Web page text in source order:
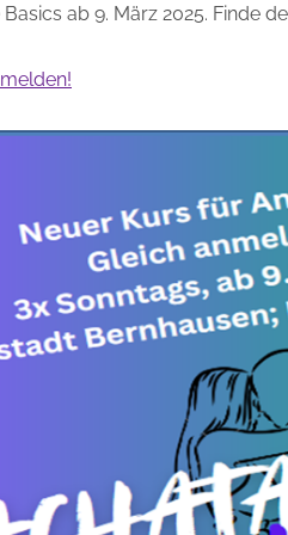
ab 9. März 2025. Finde